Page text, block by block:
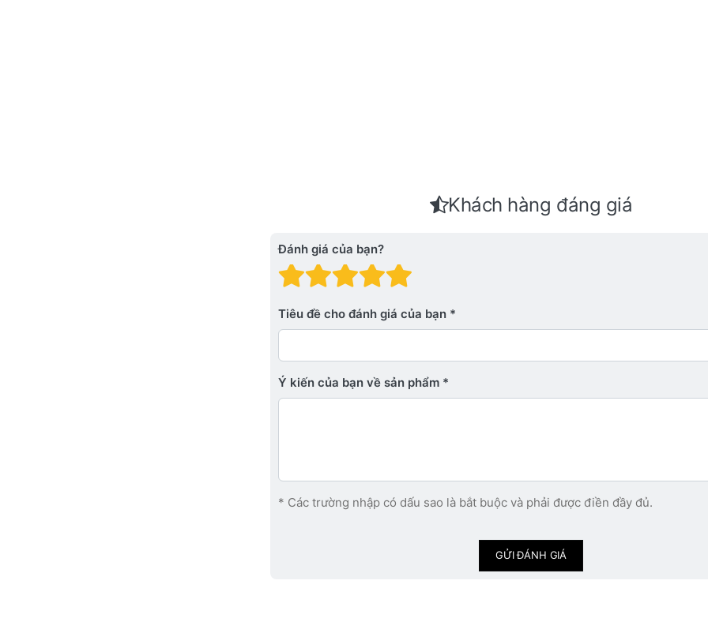
Khách hàng đáng giá
Đánh giá của bạn?
Đánh giá: 4 trên 5 sao.
Đánh giá: 3 trên 5 sao.
Đánh giá: 2 trên 5 sao.
Đánh giá: 1 trên 5 sao. Xấu
Tiêu đề cho đánh giá của bạn
Ý kiến ​​của bạn về sản phẩm
* Các trường nhập có dấu sao là bắt buộc và phải được điền đầy đủ.
GỬI ĐÁNH GIÁ